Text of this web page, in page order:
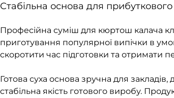
Стабільна основа для
Професійна суміш для кюртош калача
приготування популярної випічки в
скоротити час підготовки та отримати
Готова суха основа зручна для закладів,
стабільна якість готового виробу.